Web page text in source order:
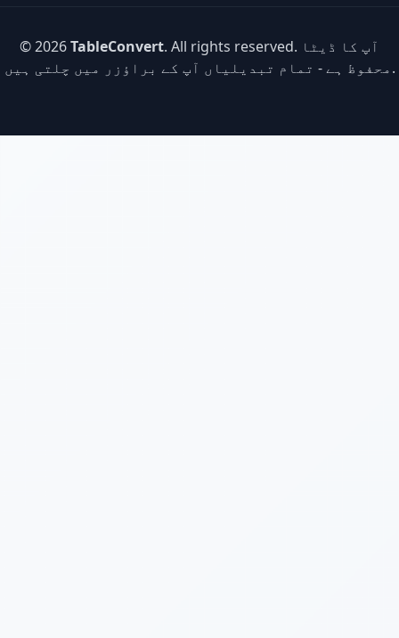
© 2026TableConvert. All rights reserved. آپ کا ڈیٹا
محفوظ ہے - تمام تبدیلیاں آپ کے براؤزر میں چلتی ہیں.